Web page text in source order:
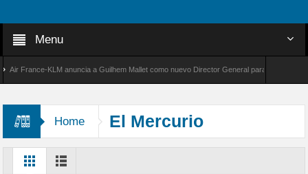
Menu
France-KLM anuncia a Guilhem Mallet como nuevo Director General para América Latina
Home El Mercurio